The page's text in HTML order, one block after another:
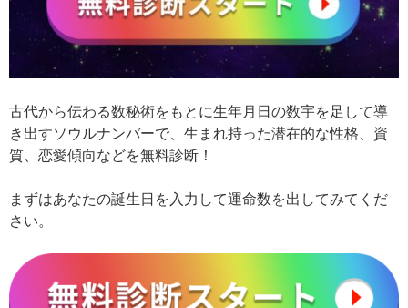
古代から伝わる数秘術をもとに生年月日の数宇を足して導
き出すソウルナンバーで、生まれ持った潜在的な性格、資
質、恋愛傾向などを無料診断！
まずはあなたの誕生日を入力して運命数を出してみてくだ
さい。